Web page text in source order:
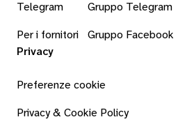
Telegram
Per i fornitori
Gruppo Telegram
Gruppo Facebook
Privacy
Preferenze cookie
Privacy & Cookie Policy